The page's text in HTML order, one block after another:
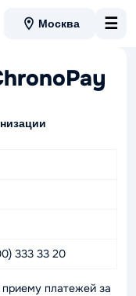
Москва ☰
333 33 20
платежей за